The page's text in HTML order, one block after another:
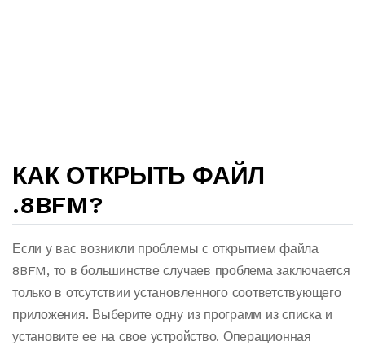
КАК ОТКРЫТЬ ФАЙЛ
.8BFM?
Если у вас возникли проблемы с открытием файла
8BFM, то в большинстве случаев проблема заключается
только в отсутствии установленного соответствующего
приложения. Выберите одну из программ из списка и
установите ее на свое устройство. Операционная